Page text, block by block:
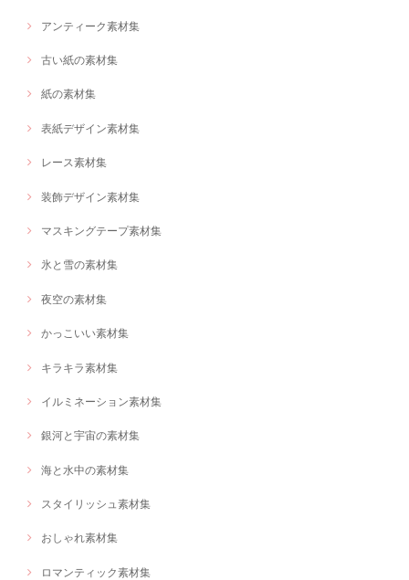
アンティーク素材集
古い紙の素材集
紙の素材集
表紙デザイン素材集
レース素材集
装飾デザイン素材集
マスキングテープ素材集
氷と雪の素材集
夜空の素材集
かっこいい素材集
キラキラ素材集
イルミネーション素材集
銀河と宇宙の素材集
海と水中の素材集
スタイリッシュ素材集
おしゃれ素材集
ロマンティック素材集